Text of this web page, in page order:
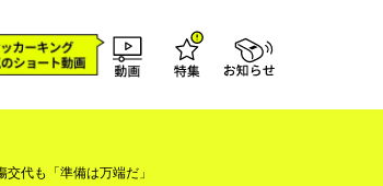
代も「準備は万端だ」